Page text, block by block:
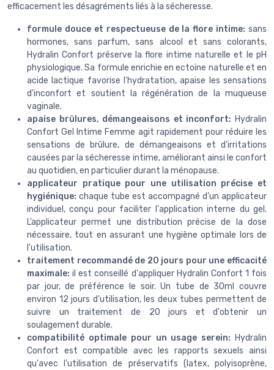
efficacement les désagréments liés à la sécheresse.
formule douce et respectueuse de la flore intime: sans
hormones, sans parfum, sans alcool et sans colorants,
Hydralin Confort préserve la flore intime naturelle et le pH
physiologique. Sa formule enrichie en ectoïne naturelle et en
acide lactique favorise l'hydratation, apaise les sensations
d'inconfort et soutient la régénération de la muqueuse
vaginale.
apaise brûlures, démangeaisons et inconfort: Hydralin
Confort Gel Intime Femme agit rapidement pour réduire les
sensations de brûlure, de démangeaisons et d'irritations
causées par la sécheresse intime, améliorant ainsi le confort
au quotidien, en particulier durant la ménopause.
applicateur pratique pour une utilisation précise et
hygiénique: chaque tube est accompagné d’un applicateur
individuel, conçu pour faciliter l'application interne du gel.
L’applicateur permet une distribution précise de la dose
nécessaire, tout en assurant une hygiène optimale lors de
l'utilisation.
traitement recommandé de 20 jours pour une efficacité
maximale: il est conseillé d'appliquer Hydralin Confort 1 fois
par jour, de préférence le soir. Un tube de 30ml couvre
environ 12 jours d'utilisation, les deux tubes permettent de
suivre un traitement de 20 jours et d'obtenir un
soulagement durable.
compatibilité optimale pour un usage serein: Hydralin
Confort est compatible avec les rapports sexuels ainsi
qu'avec l'utilisation de préservatifs (latex, polyisoprène,